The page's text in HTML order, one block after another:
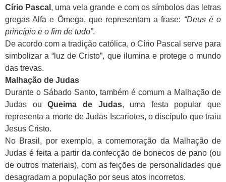
Círio Pascal , uma vela grande e com os símbolos das letras
gregas Alfa e Ômega, que representam a frase: “Deus é o
princípio e o fim de tudo”.
De acordo com a tradição católica, o Círio Pascal serve para
simbolizar a “luz de Cristo”, que ilumina e protege o mundo
das trevas.
Malhação de Judas
Durante o Sábado Santo, também é comum a Malhação de
Judas ouQueima de Judas, uma festa popular que
representa a morte de Judas Iscariotes, o discípulo que traiu
Jesus Cristo.
No Brasil, por exemplo, a comemoração da Malhação de
Judas é feita a partir da confecção de bonecos de pano (ou
de outros materiais), com as feições de personalidades que
desagradam a população por seus atos incorretos.